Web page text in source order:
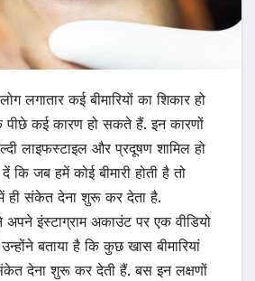
लगातार कई बीमारियों का शिकार हो
पीछे कई कारण हो सकते हैं. इन कारणों
लाइफस्टाइल और प्रदूषण शामिल हो
जब हमें कोई बीमारी होती है तो
ही संकेत देना शुरू कर देता है.
अपने इंस्टाग्राम अकाउंट पर एक वीडियो
बताया है कि कुछ खास बीमारियां
देना शुरू कर देती हैं. बस इन लक्षणों